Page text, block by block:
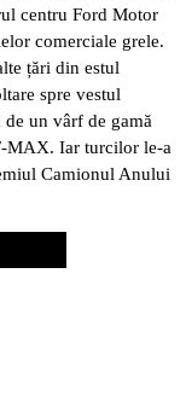
centru Ford Motor
comerciale grele.
țări din estul
spre vestul
de un vârf de gamă
MAX. Iar turcilor le-a
Camionul Anului